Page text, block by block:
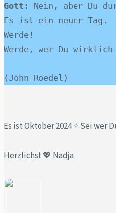
Gott : Nein, aber Du
Es ist ein neuer Tag.
Werde!
Werde, wer Du
(John Roedel)
Es ist Oktober 2024 ⭐️ Sei wer
Herzlichst 💖 Nadja